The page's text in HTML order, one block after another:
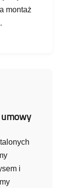
montaż
i